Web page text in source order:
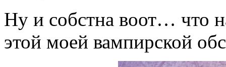
Ну и собстна воот… что
этой моей вампирской